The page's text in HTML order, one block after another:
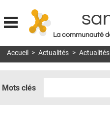
Jump to
La communauté
MON COMPTE
Accueil > Actualités > Actualités
Mots clés